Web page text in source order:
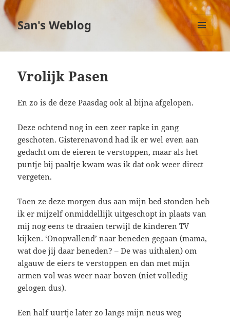
San's Weblog
MENU
EN
Vrolijk Pasen
En zo is de deze Paasdag ook al bijna afgelopen.
Deze ochtend nog in een zeer rapke in gang
geschoten. Gisterenavond had ik er wel even aan
gedacht om de eieren te verstoppen, maar als het
puntje bij paaltje kwam was ik dat ook weer direct
vergeten.
Toen ze deze morgen dus aan mijn bed stonden heb
ik er mijzelf onmiddellijk uitgeschopt in plaats van
mij nog eens te draaien terwijl de kinderen TV
kijken. ‘Onopvallend’ naar beneden gegaan (mama,
wat doe jij daar beneden? – De was uithalen) om
algauw de eiers te verstoppen en dan met mijn
armen vol was weer naar boven (niet volledig
gelogen dus).
Een half uurtje later zo langs mijn neus weg